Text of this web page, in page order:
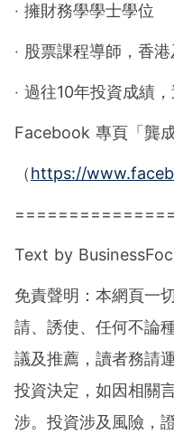
‧ 擁財務學學士學位
‧ 股票課程導師，香
‧ 過往10年投資成績
Facebook 專頁「龔
（https://
Text by
免責聲明：本網頁一
請、誘使、任何不論
議及推薦，讀者務請
投資決定，如因相關
涉。投資涉及風險，